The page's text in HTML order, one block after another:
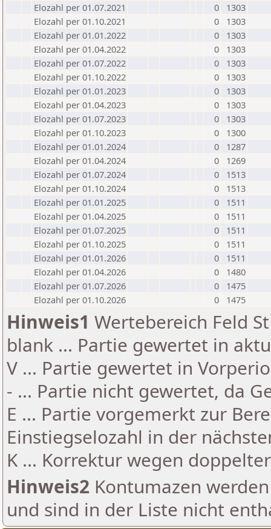
Elozahl per 01.07.2021
0
1303
Elozahl per 01.10.2021
0
1303
Elozahl per 01.01.2022
0
1303
Elozahl per 01.04.2022
0
1303
Elozahl per 01.07.2022
0
1303
Elozahl per 01.10.2022
0
1303
Elozahl per 01.01.2023
0
1303
Elozahl per 01.04.2023
0
1303
Elozahl per 01.07.2023
0
1303
Elozahl per 01.10.2023
0
1300
Elozahl per 01.01.2024
0
1287
Elozahl per 01.04.2024
0
1269
Elozahl per 01.07.2024
0
1513
Elozahl per 01.10.2024
0
1513
Elozahl per 01.01.2025
0
1511
Elozahl per 01.04.2025
0
1511
Elozahl per 01.07.2025
0
1511
Elozahl per 01.10.2025
0
1511
Elozahl per 01.01.2026
0
1511
Elozahl per 01.04.2026
0
1480
Elozahl per 01.07.2026
0
1475
Elozahl per 01.10.2026
0 1475
Hinweis1 Wertebereich Feld
blank ... Partie gewertet in
V ... Partie gewertet in
- ... Partie nicht gewertet, da
E ... Partie vorgemerkt zur
Einstiegselozahl in der
K ... Korrektur wegen
Hinweis2 Kontumazen
und sind in der Liste nicht